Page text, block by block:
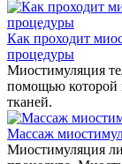
Как проходит
процедуры
Миостимуляция
помощью которой
тканей.
Массаж
Миостимуляция